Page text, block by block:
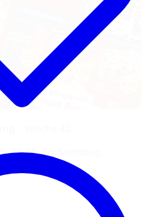
13.10. bis Samstag,